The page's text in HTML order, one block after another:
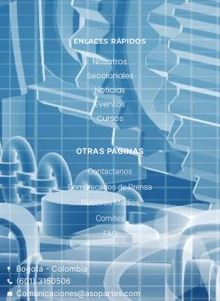
ENLACES RÁPIDOS
Nosotros
Seccionales
Noticias
Eventos
Cursos
OTRAS PAGINAS
Contactanos
Comunicados de Prensa
Nuestros Medios
Comites
FAQ
Bogotá - Colombia
(601) 3150506
Comunicaciones@asopartes.com